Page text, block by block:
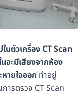
นตัวเครื่อง CT Scan
จะมีเสียงจากห้อง
หายใจออก ทำอยู่
ารตรวจ CT Scan